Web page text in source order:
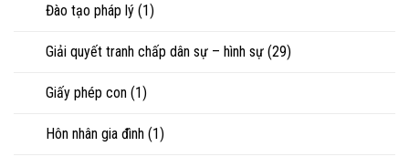
Đào tạo pháp lý (1)
Giải quyết tranh chấp dân sự – hình sự (29)
Giấy phép con (1)
Hôn nhân gia đình (1)